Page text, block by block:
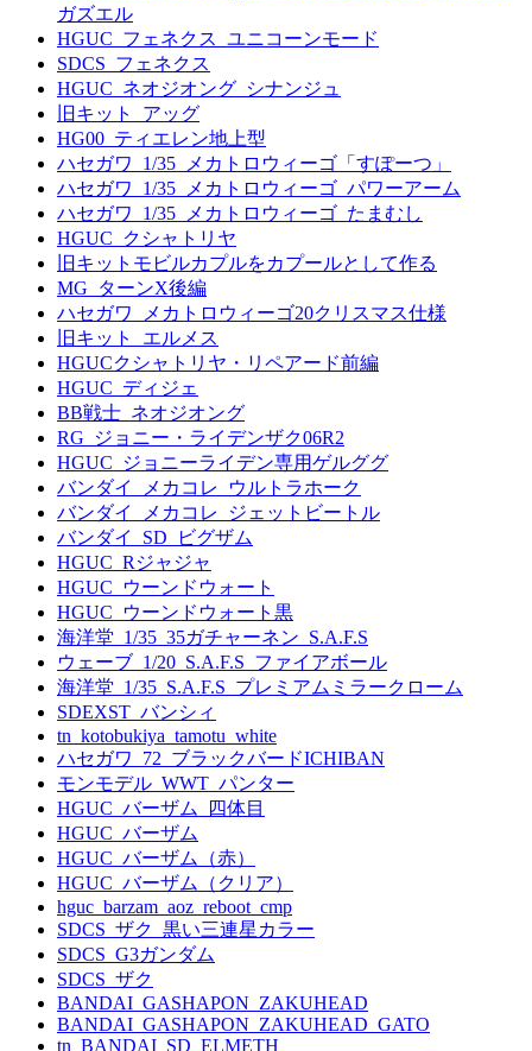
ガズエル
HGUC_フェネクス_ユニコーンモード
SDCS_フェネクス
HGUC_ネオジオング_シナンジュ
旧キット_アッグ
HG00_ティエレン地上型
ハセガワ_1/35_メカトロウィーゴ「すぽーつ」
ハセガワ_1/35_メカトロウィーゴ_パワーアーム
ハセガワ_1/35_メカトロウィーゴ_たまむし
HGUC_クシャトリヤ
旧キットモビルカプルをカプールとして作る
MG_ターンX後編
ハセガワ_メカトロウィーゴ20クリスマス仕様
旧キット_エルメス
HGUCクシャトリヤ・リペアード前編
HGUC_ディジェ
BB戦士_ネオジオング
RG_ジョニー・ライデンザク06R2
HGUC_ジョニーライデン専用ゲルググ
バンダイ_メカコレ_ウルトラホーク
バンダイ_メカコレ_ジェットビートル
バンダイ_SD_ビグザム
HGUC_Rジャジャ
HGUC_ウーンドウォート
HGUC_ウーンドウォート黒
海洋堂_1/35_35ガチャーネン_S.A.F.S
ウェーブ_1/20_S.A.F.S_ファイアボール
海洋堂_1/35_S.A.F.S_プレミアムミラークローム
SDEXST_バンシィ
tn_kotobukiya_tamotu_white
ハセガワ_72_ブラックバードICHIBAN
モンモデル_WWT_パンター
HGUC_バーザム_四体目
HGUC_バーザム
HGUC_バーザム（赤）
HGUC_バーザム（クリア）
hguc_barzam_aoz_reboot_cmp
SDCS_ザク_黒い三連星カラー
SDCS_G3ガンダム
SDCS_ザク
BANDAI_GASHAPON_ZAKUHEAD
BANDAI_GASHAPON_ZAKUHEAD_GATO
tn_BANDAI_SD_ELMETH